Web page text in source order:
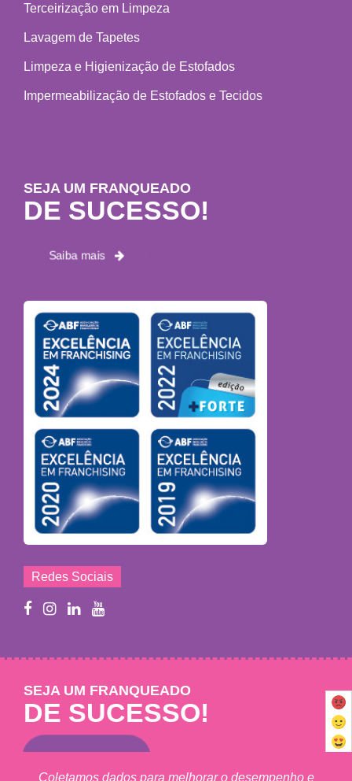
Terceirização em Limpeza
Lavagem de Tapetes
Limpeza e Higienização de Estofados
Impermeabilização de Estofados e Tecidos
SEJA UM FRANQUEADO
DE SUCESSO!
Saiba mais
Redes Sociais
SEJA UM FRANQUEADO
DE SUCESSO!
Coletamos dados para melhorar o desempenho e